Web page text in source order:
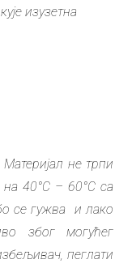
рсд.
изузетна
не трпи
40°C – 60°C са
се гужва и лако
због могућег
пеглати